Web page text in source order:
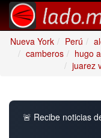
Nueva York
Perú
camberos
hugo
juarez
🚨 Recibe noticias